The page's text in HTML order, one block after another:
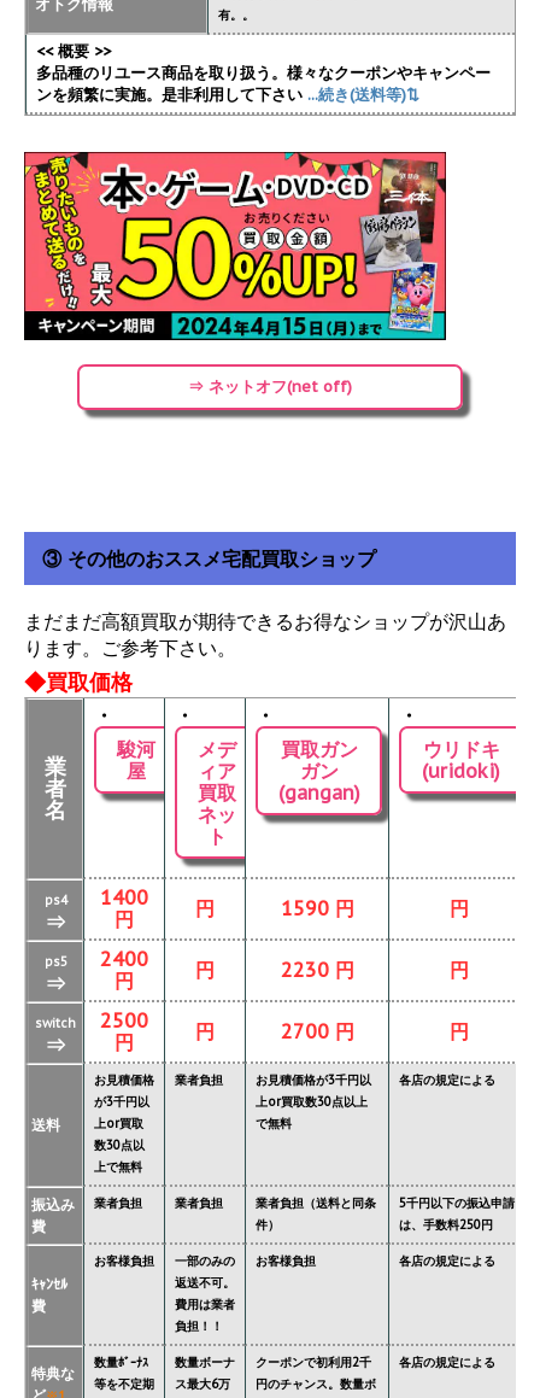
有。。
<< 概要 >>
多品種のリユース商品を取り扱う。様々なクーポンやキャンペー
ンを頻繁に実施。是非利用して下さい ...続き(送料等)⇅
⇒ ネットオフ(net off)
③ その他のおススメ宅配買取ショップ
まだまだ高額買取が期待できるお得なショップが沢山あ
ります。ご参考下さい。
◆買取価格
業
者
名
・
駿河
屋
・
メデ
ィア
買取
ネッ
ト
・
買取ガン
ガン
(gangan)
・
ウリドキ
(uridoki)
ps4
⇒
1400
円
円 1590 円 円
ps5
⇒
2400
円
円 2230 円 円
switch
⇒
2500
円
円 2700 円 円
送料
お見積価格
が3千円以
上or買取
数30点以
上で無料
業者負担
お見積価格が3千円以
上or買取数30点以上
で無料
各店の規定による
振込み
費
業者負担 業者負担
業者負担（送料と同条
件）
5千円以下の振込申請
は、手数料250円
ｷｬﾝｾﾙ
費
お客様負担
一部のみの
返送不可。
費用は業者
負担！！
お客様負担 各店の規定による
特典な
数量ﾎﾞｰﾅｽ
等を不定期
数量ボーナ
ス最大6万
クーポンで初利用2千
円のチャンス。数量ボ
各店の規定による